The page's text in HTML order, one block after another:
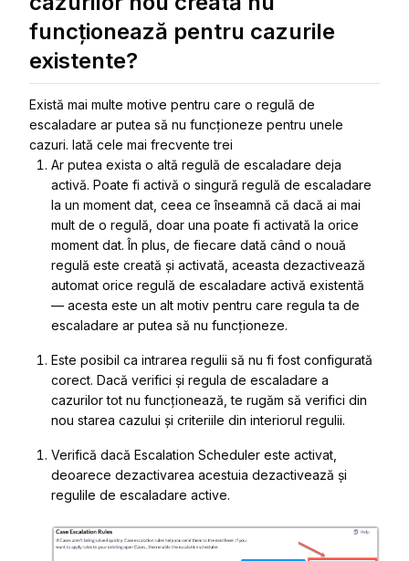
funcționează pentru cazurile
existente?
Există mai multe motive pentru care o regulă de
escaladare ar putea să nu funcționeze pentru unele
cazuri. Iată cele mai frecvente trei
Ar putea exista o altă regulă de escaladare deja
activă. Poate fi activă o singură regulă de escaladare
la un moment dat, ceea ce înseamnă că dacă ai mai
mult de o regulă, doar una poate fi activată la orice
moment dat. În plus, de fiecare dată când o nouă
regulă este creată și activată, aceasta dezactivează
automat orice regulă de escaladare activă existentă
— acesta este un alt motiv pentru care regula ta de
escaladare ar putea să nu funcționeze.
Este posibil ca intrarea regulii să nu fi fost configurată
corect. Dacă verifici și regula de escaladare a
cazurilor tot nu funcționează, te rugăm să verifici din
nou starea cazului și criteriile din interiorul regulii.
Verifică dacă Escalation Scheduler este activat,
deoarece dezactivarea acestuia dezactivează și
regulile de escaladare active.